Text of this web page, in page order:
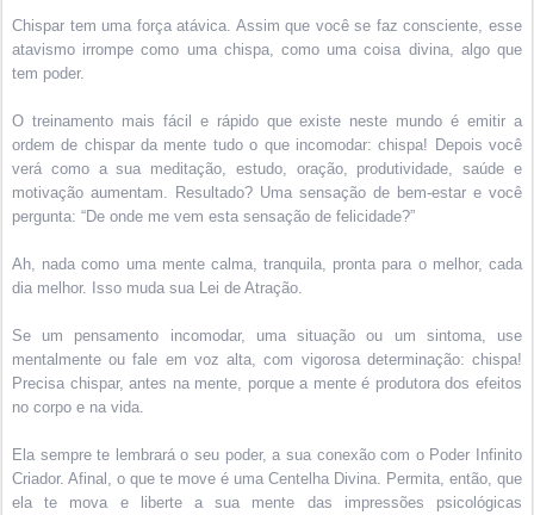
Chispar tem uma força atávica. Assim que você se faz consciente, esse
atavismo irrompe como uma chispa, como uma coisa divina, algo que
tem poder.
O treinamento mais fácil e rápido que existe neste mundo é emitir a
ordem de chispar da mente tudo o que incomodar: chispa! Depois você
verá como a sua meditação, estudo, oração, produtividade, saúde e
motivação aumentam. Resultado? Uma sensação de bem-estar e você
pergunta: “De onde me vem esta sensação de felicidade?”
Ah, nada como uma mente calma, tranquila, pronta para o melhor, cada
dia melhor. Isso muda sua Lei de Atração.
Se um pensamento incomodar, uma situação ou um sintoma, use
mentalmente ou fale em voz alta, com vigorosa determinação: chispa!
Precisa chispar, antes na mente, porque a mente é produtora dos efeitos
no corpo e na vida.
Ela sempre te lembrará o seu poder, a sua conexão com o Poder Infinito
Criador. Afinal, o que te move é uma Centelha Divina. Permita, então, que
ela te mova e liberte a sua mente das impressões psicológicas